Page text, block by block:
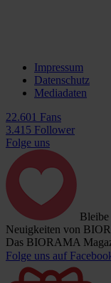
Impressum
Datenschutz
Mediadaten
22.601 Fans
3.415 Follower
Folge uns
Bleibe
Neuigkeiten von
Das BIORAMA
Folge uns auf